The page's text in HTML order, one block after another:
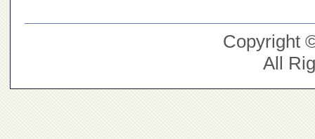
Copyright
All